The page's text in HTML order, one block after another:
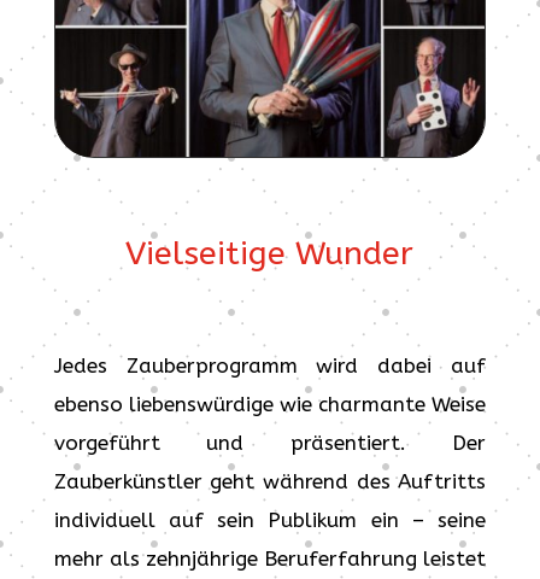
Vielseitige Wunder
Jedes Zauberprogramm wird dabei auf
ebenso liebenswürdige wie charmante Weise
vorgeführt und präsentiert. Der
Zauberkünstler geht während des Auftritts
individuell auf sein Publikum ein – seine
mehr als zehnjährige Beruferfahrung leistet